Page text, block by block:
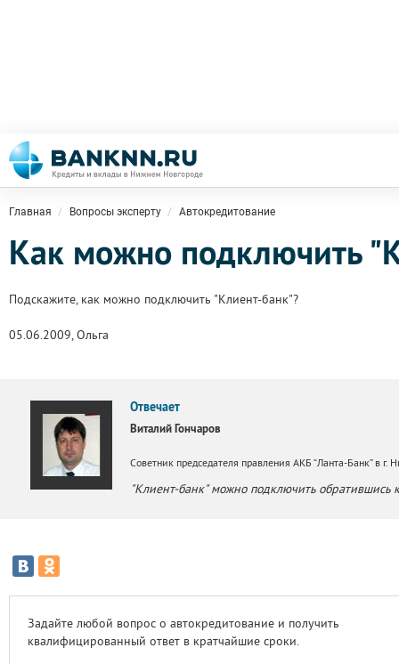
Главная Вопросы эксперту Автокредитование
Как можно подключить
Подскажите, как можно подключить "Клиент-банк"?
05.06.2009, Ольга
Отвечает
Виталий Гончаров
Советник председателя правления АКБ “Ланта-Банк” в г.
"Клиент-банк" можно подключить обратившись
Задайте любой вопрос о автокредитование и получить
квалифицированный ответ в кратчайшие сроки.